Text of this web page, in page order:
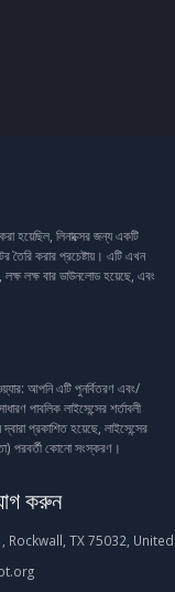
লিনাক্সের জন্য একটি
করার প্রচেষ্টায়। এটি এখন
লক্ষ বার ডাউনলোড হয়েছে, এবং
আপনি এটি পুনর্বিতরণ এবং/
পাবলিক লাইসেন্সের শর্তাবলী
প্রকাশিত হয়েছে, লাইসেন্সের
পরবর্তী কোনো সংস্করণ।
করুন
Rockwall, TX 75032,